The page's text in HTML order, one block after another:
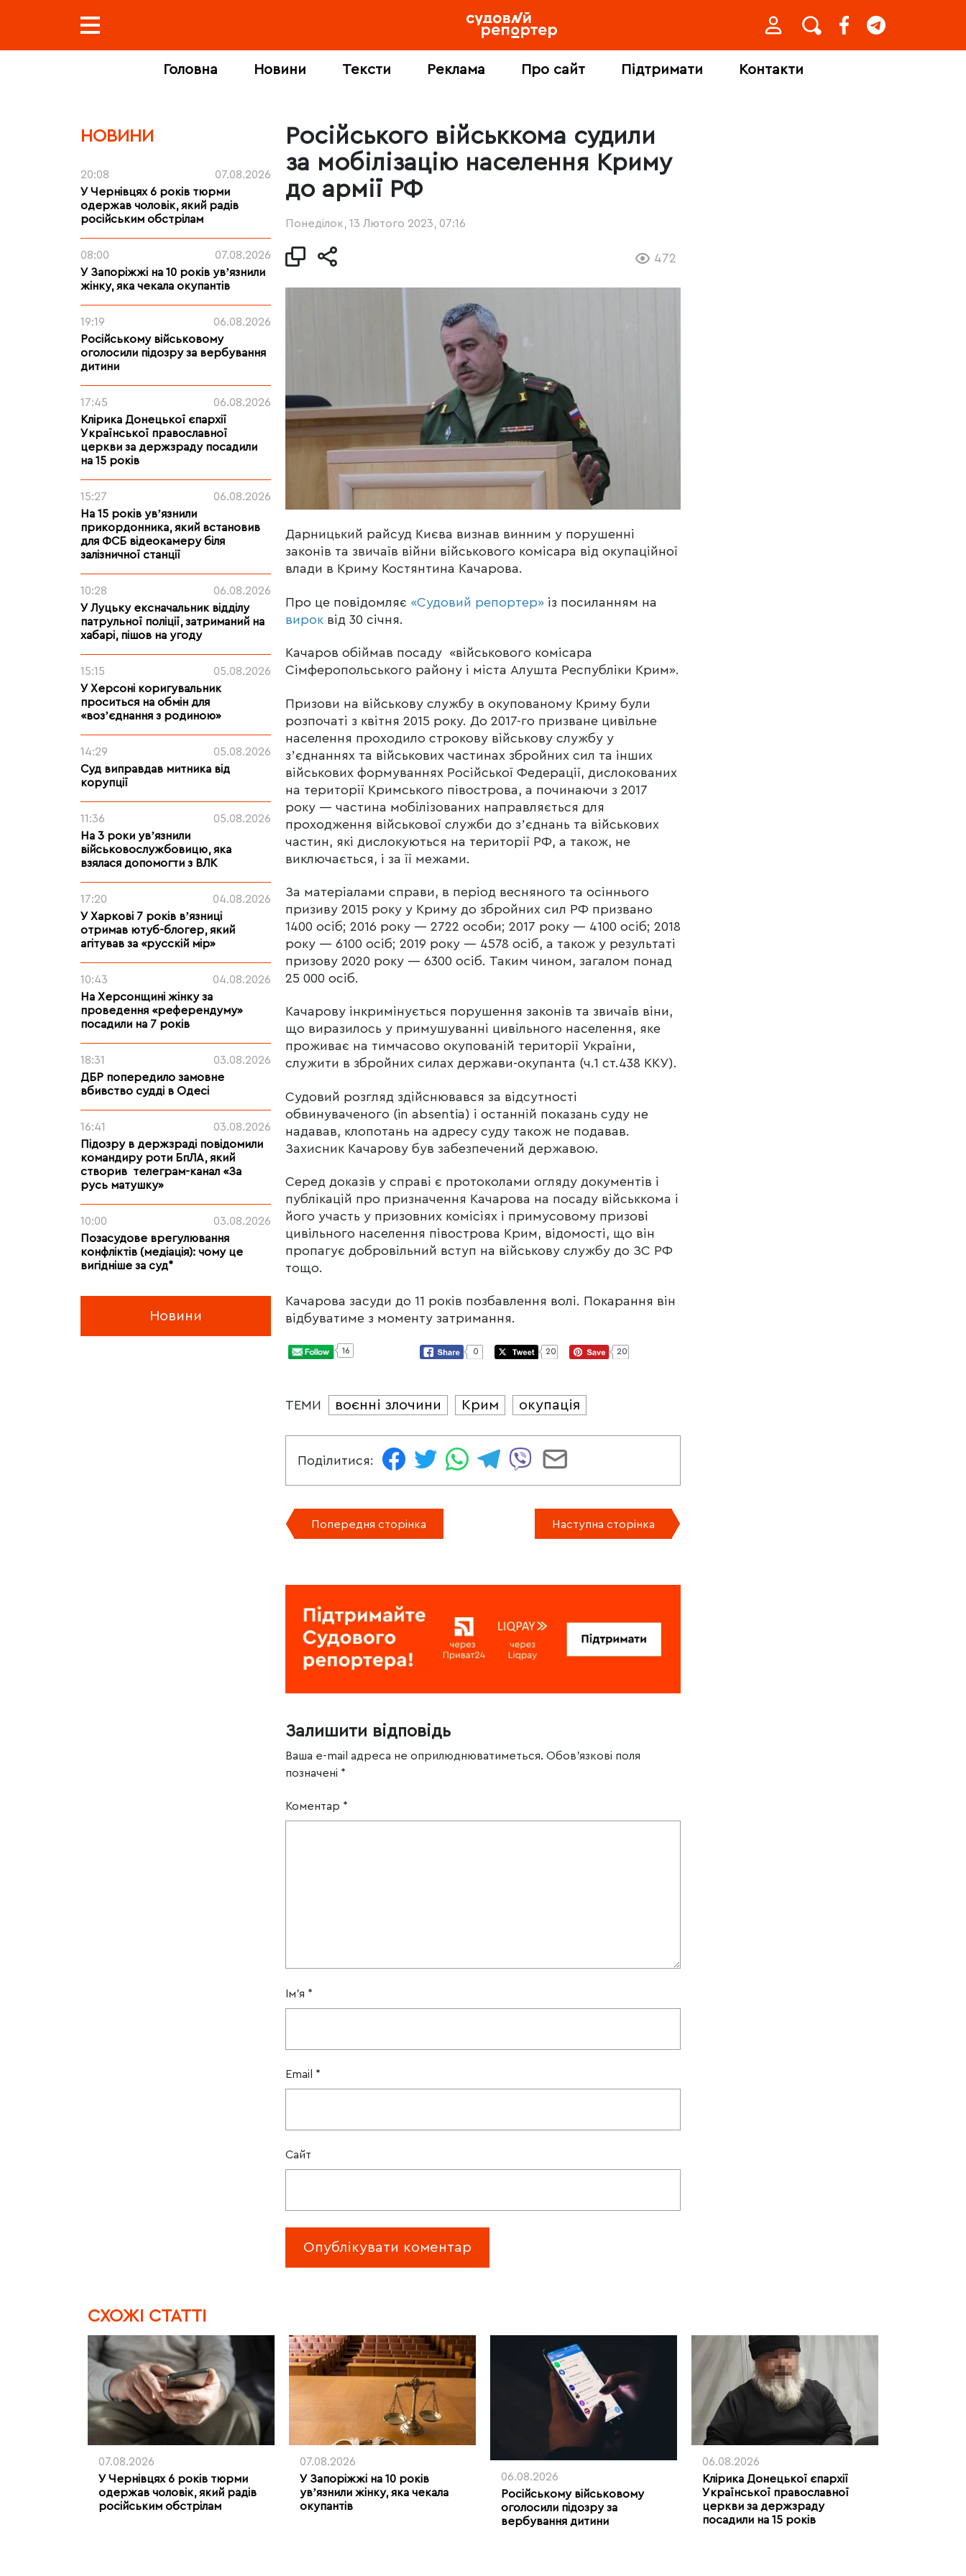
Головна Новини Тексти Реклама Про сайт Підтримати Контакти
НОВИНИ
20:08
07.08.2026
У Чернівцях 6 років тюрми
одержав чоловік, який радів
російським обстрілам
08:00
07.08.2026
У Запоріжжі на 10 років увʼязнили
жінку, яка чекала окупантів
19:19
06.08.2026
Російському військовому
оголосили підозру за вербування
дитини
17:45
06.08.2026
Клірика Донецької єпархії
Української православної
церкви за держзраду посадили
на 15 років
15:27
06.08.2026
На 15 років увʼязнили
прикордонника, який встановив
для ФСБ відеокамеру біля
залізничної станції
10:28
06.08.2026
У Луцьку ексначальник відділу
патрульної поліції, затриманий на
хабарі, пішов на угоду
15:15
05.08.2026
У Херсоні коригувальник
проситься на обмін для
«возʼєднання з родиною»
14:29
05.08.2026
Суд виправдав митника від
корупції
11:36
05.08.2026
На 3 роки увʼязнили
військовослужбовицю, яка
взялася допомогти з ВЛК
17:20
04.08.2026
У Харкові 7 років вʼязниці
отримав ютуб-блогер, який
агітував за «русскій мір»
10:43
04.08.2026
На Херсонщині жінку за
проведення «референдуму»
посадили на 7 років
18:31
03.08.2026
ДБР попередило замовне
вбивство судді в Одесі
16:41
03.08.2026
Підозру в держзраді повідомили
командиру роти БпЛА, який
створив телеграм-канал «За
русь матушку»
10:00
03.08.2026
Позасудове врегулювання
конфліктів (медіація): чому це
вигідніше за суд*
Новини
Російського військкома судили
за мобілізацію населення Криму
до армії РФ
Понеділок, 13 Лютого 2023, 07:16
472
Дарницький райсуд Києва визнав винним у порушенні
законів та звичаїв війни військового комісара від окупаційної
влади в Криму Костянтина Качарова.
Про це повідомляє «Судовий репортер» із посиланням на
вирок від 30 січня.
Качаров обіймав посаду «військового комісара
Сімферопольського району і міста Алушта Республіки Крим».
Призови на військову службу в окупованому Криму були
розпочаті з квітня 2015 року. До 2017-го призване цивільне
населення проходило строкову військову службу у
зʼєднаннях та військових частинах збройних сил та інших
військових формуваннях Російської Федерації, дислокованих
на території Кримського півострова, а починаючи з 2017
року — частина мобілізованих направляється для
проходження військової служби до зʼєднань та військових
частин, які дислокуються на території РФ, а також, не
виключається, і за її межами.
За матеріалами справи, в період весняного та осіннього
призиву 2015 року у Криму до збройних сил РФ призвано
1400 осіб; 2016 року — 2722 особи; 2017 року — 4100 осіб; 2018
року — 6100 осіб; 2019 року — 4578 осіб, а також у результаті
призову 2020 року — 6300 осіб. Таким чином, загалом понад
25 000 осіб.
Качарову інкримінується порушення законів та звичаїв віни,
що виразилось у примушуванні цивільного населення, яке
проживає на тимчасово окупованій території України,
служити в збройних силах держави-окупанта (ч.1 ст.438 ККУ).
Судовий розгляд здійснювався за відсутності
обвинуваченого (in absentia) і останній показань суду не
надавав, клопотань на адресу суду також не подавав.
Захисник Качарову був забезпечений державою.
Серед доказів у справі є протоколами огляду документів і
публікацій про призначення Качарова на посаду військкома і
його участь у призовних комісіях і примусовому призові
цивільного населення півострова Крим, відомості, що він
пропагує добровільний вступ на військову службу до ЗС РФ
тощо.
Качарова засуди до 11 років позбавлення волі. Покарання він
відбуватиме з моменту затримання.
16 0 20 20
ТЕМИ воєнні злочини Крим окупація
Поділитися:
Попередня сторінка Наступна сторінка
Залишити відповідь
Ваша e-mail адреса не оприлюднюватиметься. Обов’язкові поля
позначені *
Коментар *
Ім'я *
Email *
Сайт
CХОЖІ СТАТТІ
07.08.2026
У Чернівцях 6 років тюрми
одержав чоловік, який радів
російським обстрілам
07.08.2026
У Запоріжжі на 10 років
увʼязнили жінку, яка чекала
окупантів
06.08.2026
Російському військовому
оголосили підозру за
вербування дитини
06.08.2026
Клірика Донецької єпархії
Української православної
церкви за держзраду
посадили на 15 років